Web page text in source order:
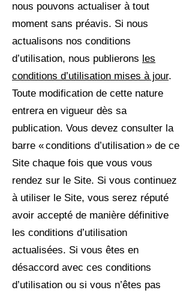
nous pouvons actualiser à tout
moment sans préavis. Si nous
actualisons nos conditions
d’utilisation, nous publierons les
conditions d’utilisation mises à jour.
Toute modification de cette nature
entrera en vigueur dès sa
publication. Vous devez consulter la
barre « conditions d’utilisation » de ce
Site chaque fois que vous vous
rendez sur le Site. Si vous continuez
à utiliser le Site, vous serez réputé
avoir accepté de manière définitive
les conditions d’utilisation
actualisées. Si vous êtes en
désaccord avec ces conditions
d’utilisation ou si vous n’êtes pas